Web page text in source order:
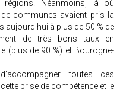
Néanmoins, là où
communes avaient pris la
à plus de 50 % de
de très bons taux en
(plus de 90 %) et Bourogne-
toutes ces
prise de compétence et le